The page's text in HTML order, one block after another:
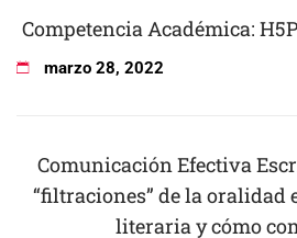
Competencia Académica:
marzo 28, 2022
Comunicación Efectiva
“filtraciones” de la oralidad
literaria y cómo